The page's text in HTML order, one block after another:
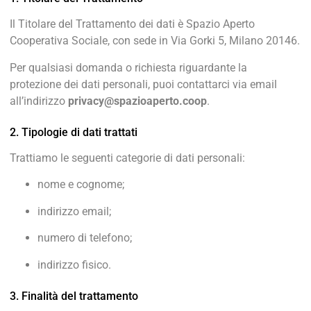
Il Titolare del Trattamento dei dati è Spazio Aperto
Cooperativa Sociale, con sede in Via Gorki 5, Milano 20146.
Per qualsiasi domanda o richiesta riguardante la
protezione dei dati personali, puoi contattarci via email
all’indirizzo privacy@spazioaperto.coop.
2. Tipologie di dati trattati
Trattiamo le seguenti categorie di dati personali:
nome e cognome;
indirizzo email;
numero di telefono;
indirizzo fisico.
3. Finalità del trattamento